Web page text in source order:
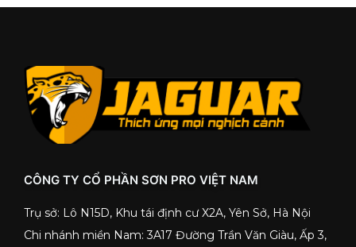
CÔNG TY CỔ PHẦN SƠN PRO VIỆT NAM
Trụ sở: Lô N15D, Khu tái định cư X2A, Yên Sở, Hà Nội
Chi nhánh miền Nam: 3A17 Đường Trần Văn Giàu, Ấp 3,